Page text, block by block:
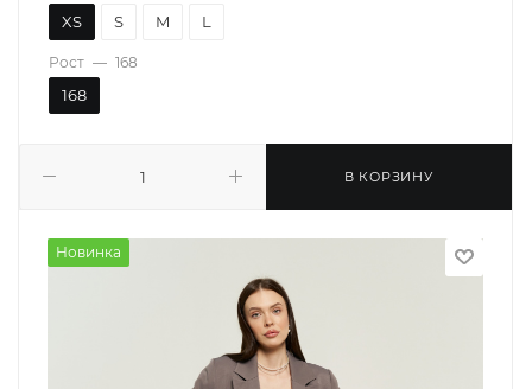
В КОРЗИНУ
XS S M L
Рост — 168
168
Новинка